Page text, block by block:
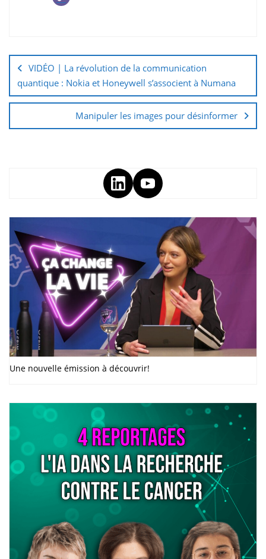
VIDÉO | La révolution de la communication
quantique : Nokia et Honeywell s’associent à Numana
Manipuler les images pour désinformer
Une nouvelle émission à découvrir!